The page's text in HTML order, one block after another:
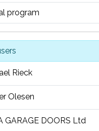
program
Rieck
Olesen
GARAGE DOORS Ltd